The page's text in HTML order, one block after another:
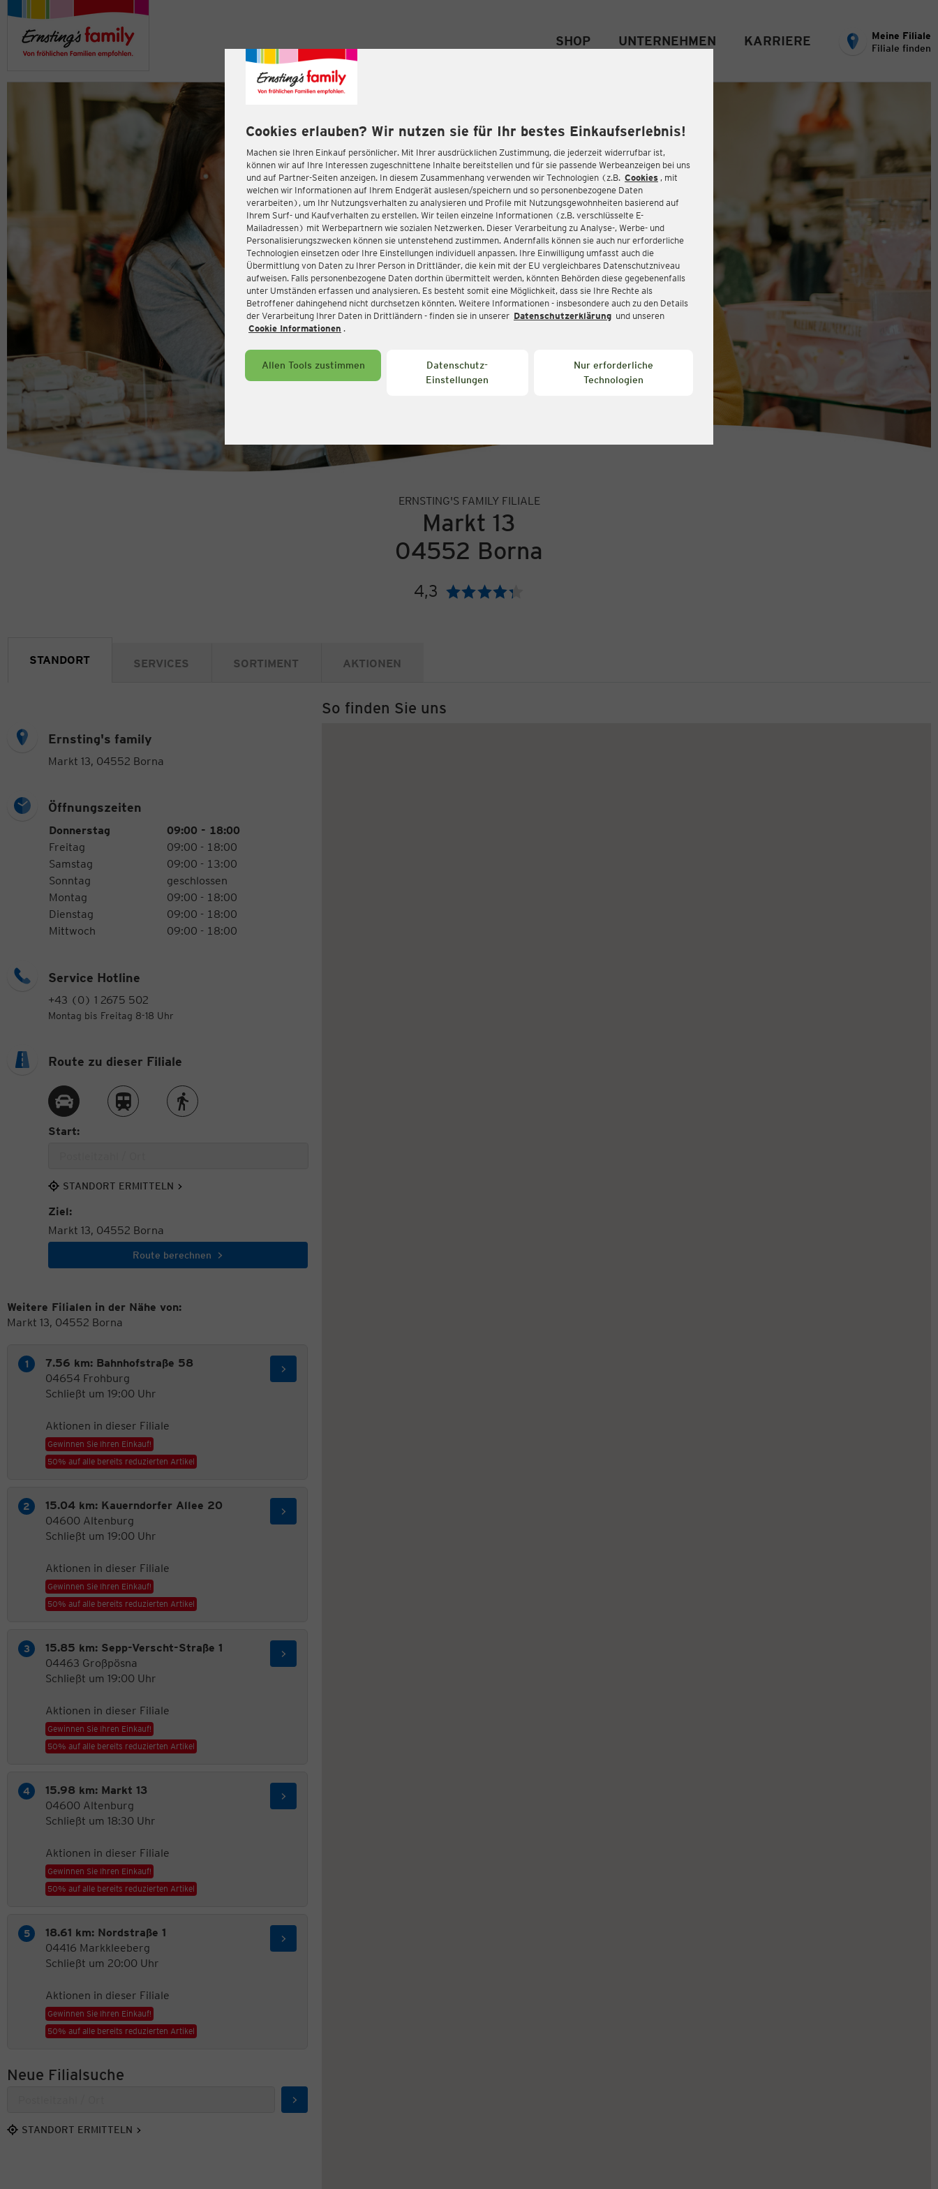
Cookies erlauben? Wir nutzen sie für Ihr bestes Einkaufserlebnis!
Machen sie Ihren Einkauf persönlicher. Mit Ihrer ausdrücklichen Zustimmung, die jederzeit widerrufbar ist,
können wir auf Ihre Interessen zugeschnittene Inhalte bereitstellen und für sie passende Werbeanzeigen bei uns
und auf Partner-Seiten anzeigen. In diesem Zusammenhang verwenden wir Technologien (z.B. Cookies , mit
welchen wir Informationen auf Ihrem Endgerät auslesen/speichern und so personenbezogene Daten
verarbeiten), um Ihr Nutzungsverhalten zu analysieren und Profile mit Nutzungsgewohnheiten basierend auf
Ihrem Surf- und Kaufverhalten zu erstellen. Wir teilen einzelne Informationen (z.B. verschlüsselte E-
Mailadressen) mit Werbepartnern wie sozialen Netzwerken. Dieser Verarbeitung zu Analyse-, Werbe- und
Personalisierungszwecken können sie untenstehend zustimmen. Andernfalls können sie auch nur erforderliche
Technologien einsetzen oder Ihre Einstellungen individuell anpassen. Ihre Einwilligung umfasst auch die
Übermittlung von Daten zu Ihrer Person in Drittländer, die kein mit der EU vergleichbares Datenschutzniveau
aufweisen. Falls personenbezogene Daten dorthin übermittelt werden, könnten Behörden diese gegebenenfalls
unter Umständen erfassen und analysieren. Es besteht somit eine Möglichkeit, dass sie Ihre Rechte als
Betroffener dahingehend nicht durchsetzen könnten. Weitere Informationen - insbesondere auch zu den Details
der Verarbeitung Ihrer Daten in Drittländern - finden sie in unserer Datenschutzerklärung und unseren
Cookie Informationen .
Allen Tools zustimmen
Datenschutz-
Einstellungen
Nur erforderliche
Technologien
SHOP UNTERNEHMEN KARRIERE
Meine Filiale
Filiale finden
ERNSTING'S FAMILY FILIALE
Markt 13
04552 Borna
4,3 Bewertung:
STANDORT SERVICES SORTIMENT AKTIONEN
Ernsting's family
Markt 13, 04552 Borna
Öffnungszeiten
Öffnungszeiten
WochentagUhrzeiten
Donnerstag
09:00 - 18:00
Freitag
09:00 - 18:00
Samstag
09:00 - 13:00
Sonntag
geschlossen
Montag
09:00 - 18:00
Dienstag
09:00 - 18:00
Mittwoch
09:00 - 18:00
Service Hotline
+43 (0) 1 2675 502
Montag bis Freitag 8-18 Uhr
So finden Sie uns
Route zu dieser Filiale
Route per AutoRoute per ZugRoute zu Fuß
Start:
STANDORT ERMITTELN
Ziel:
Markt 13, 04552 Borna
Route berechnen
Weitere Filialen in der Nähe von:
Markt 13, 04552 Borna
7.56 km: Bahnhofstraße 58
04654 Frohburg
Schließt um 19:00 Uhr
Aktionen in dieser Filiale
Gewinnen Sie Ihren Einkauf!
50% auf alle bereits reduzierten Artikel
15.04 km: Kauerndorfer Allee 20
04600 Altenburg
Schließt um 19:00 Uhr
Aktionen in dieser Filiale
Gewinnen Sie Ihren Einkauf!
50% auf alle bereits reduzierten Artikel
15.85 km: Sepp-Verscht-Straße 1
04463 Großpösna
Schließt um 19:00 Uhr
Aktionen in dieser Filiale
Gewinnen Sie Ihren Einkauf!
50% auf alle bereits reduzierten Artikel
15.98 km: Markt 13
04600 Altenburg
Schließt um 18:30 Uhr
Aktionen in dieser Filiale
Gewinnen Sie Ihren Einkauf!
50% auf alle bereits reduzierten Artikel
18.61 km: Nordstraße 1
04416 Markkleeberg
Schließt um 20:00 Uhr
Aktionen in dieser Filiale
Gewinnen Sie Ihren Einkauf!
50% auf alle bereits reduzierten Artikel
Neue Filialsuche
Suchen
STANDORT ERMITTELN